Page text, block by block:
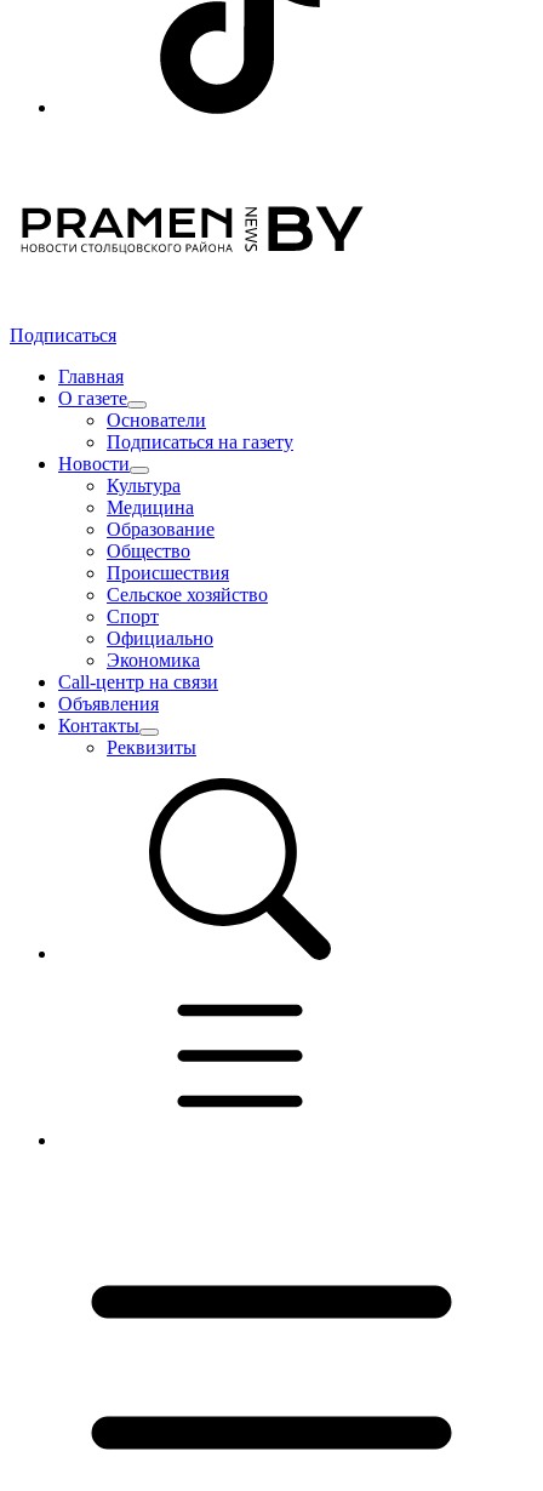
Подписаться
Главная
О газете
Основатели
Подписаться на газету
Новости
Культура
Медицина
Образование
Общество
Происшествия
Сельское хозяйство
Спорт
Официально
Экономика
Call-центр на связи
Объявления
Контакты
Реквизиты